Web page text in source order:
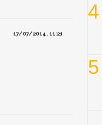
17/07/2014, 11:21
4
5